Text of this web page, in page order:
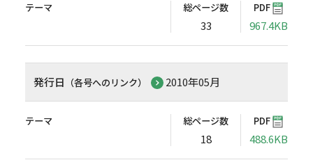
テーマ 総ページ数
33
PDF
967.4KB
発行日 （各号へのリンク） 2010年05月
テーマ 総ページ数
18
PDF
488.6KB